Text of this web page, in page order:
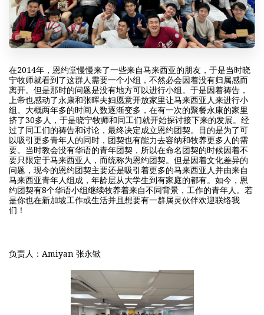
在2014年，恩约堂慢慢来了一些来自马来西亚的朋友，于是当时晓
宁牧师就看到了这群人需要一个小组，不然必会因着没有归属感而
离开。但是那时的问题是没有地方可以进行小组。于是因着祷告，
上帝也感动了永康和张晖夫妇愿意开放家里让马来西亚人来进行小
组。大概两年多的时间人数逐渐变多，在有一次的聚餐永康的家里
挤了30多人，于是晓宁牧师和同工们就开始探讨接下来的发展。经
过了同工们的祷告和讨论，最终决定成立恩约团契。目的是为了可
以吸引更多青年人的同时，团契也有能力去容纳和牧养更多人的需
要。当时教会没有华语的青年团契，所以在命名团契的时候因着不
要只限定于马来西亚人，而统称为恩约团契。但是因着文化差异的
问题，现今的恩约团契主要还是吸引着更多的马来西亚人并由来自
马来西亚青年人组成，年龄层从大学生到有家庭的都有。如今，恩
约团契有8个华语小组继续牧养着来自不同背景，工作的青年人。若
是你也在新加坡工作或生活并且想要有一群属灵伙伴欢迎联络我
们！
负责人：Amiyan 张永锨